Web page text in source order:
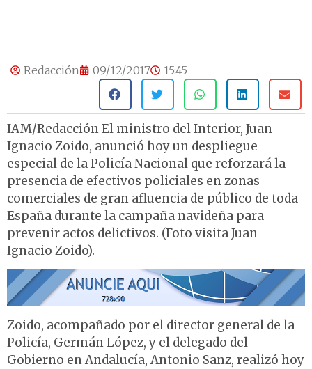
Redacción 09/12/2017 15:45
IAM/Redacción El ministro del Interior, Juan
Ignacio Zoido, anunció hoy un despliegue
especial de la Policía Nacional que reforzará la
presencia de efectivos policiales en zonas
comerciales de gran afluencia de público de toda
España durante la campaña navideña para
prevenir actos delictivos. (Foto visita Juan
Ignacio Zoido).
Zoido, acompañado por el director general de la
Policía, Germán López, y el delegado del
Gobierno en Andalucía, Antonio Sanz, realizó hoy